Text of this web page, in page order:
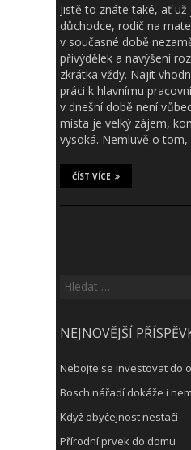
Jistě to znáte také, ať
důchodce, rodič na
v současné době
přivýdělek a navýšení
zkrátka vždy. Najít
práci k hlavnímu
v dnešní době není
místa je velký zájem,
vysoká. Nemluvě o
ČÍST VÍCE
Vyhledávání
NEJNOVĚJŠÍ
Nebojte se investovat do
Bosch nářadí dokáže i
Když obyčejnost nestačí
Přírodní prvek do domu